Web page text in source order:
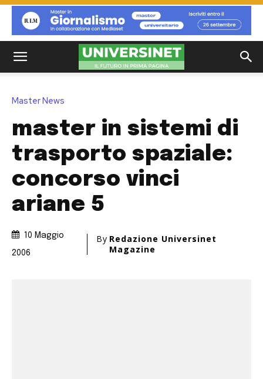
Master News
master in sistemi di
trasporto spaziale:
concorso vinci
ariane 5
10 Maggio
2006
By Redazione Universinet
Magazine